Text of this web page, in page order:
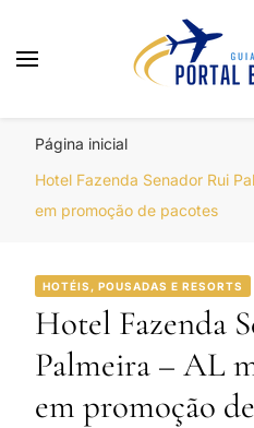
Página inicial
Hotel Fazenda Senador Rui
em promoção de pacotes
HOTÉIS, POUSADAS E RESORTS
Hotel Fazenda
Palmeira – AL
em promoção